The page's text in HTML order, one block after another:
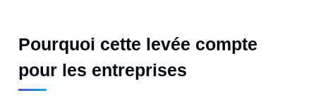
Pourquoi cette levée compte
pour les entreprises